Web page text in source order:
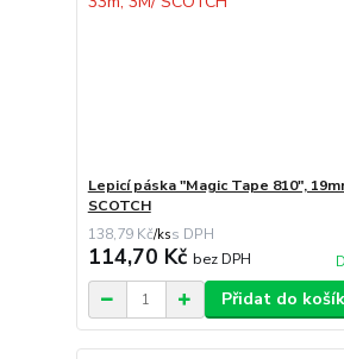
Lepicí páska "Magic Tape 810",
SCOTCH
138,79 Kč/ks
114,70 Kč bez DPH
Přidat do